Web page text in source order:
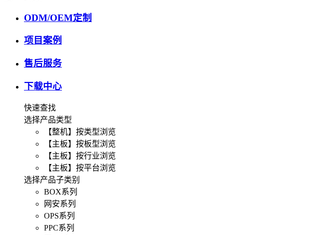
ODM/OEM定制
项目案例
售后服务
下载中心
快速查找
选择产品类型
【整机】按类型浏览
【主板】按板型浏览
【主板】按行业浏览
【主板】按平台浏览
选择产品子类别
BOX系列
网安系列
OPS系列
PPC系列